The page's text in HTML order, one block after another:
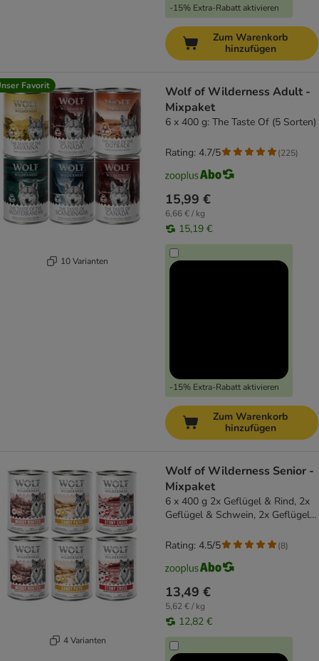
-15% Extra-Rabatt aktivieren
Zum Warenkorb
hinzufügen
Favorit
10 Varianten
Wolf of Wilderness Adult -
Mixpaket
6 x 400 g: The Taste Of (5 Sorten)
15,99 €
6,66 € / kg
15,19 €
-15% Extra-Rabatt aktivieren
Rating: 4.7/5 (225)
Zum Warenkorb
hinzufügen
4 Varianten
Wolf of Wilderness Senior -
Mixpaket
6 x 400 g 2x Geflügel & Rind, 2x
Geflügel & Schwein, 2x Geflügel
13,49 €
5,62 € / kg
12,82 €
Rating: 4.5/5 (8)